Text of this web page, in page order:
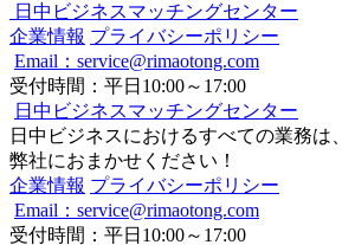
日中ビジネスマッチングセンター
企業情報 プライバシーポリシー
Email：service@rimaotong.com
受付時間：平日10:00～17:00
日中ビジネスマッチングセンター
日中ビジネスにおけるすべての業務は、
弊社におまかせください！
企業情報 プライバシーポリシー
Email：service@rimaotong.com
受付時間：平日10:00～17:00